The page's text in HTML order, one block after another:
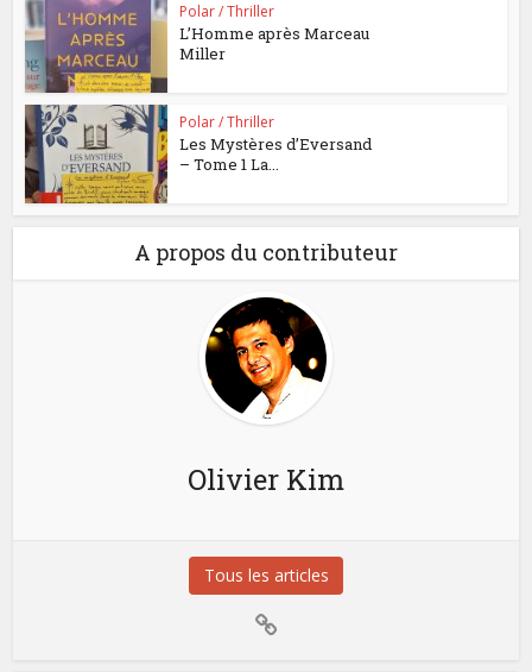
Polar / Thriller
L’Homme après Marceau
Miller
Polar / Thriller
Les Mystères d’Eversand
– Tome 1 La...
A propos du contributeur
Olivier Kim
Tous les articles